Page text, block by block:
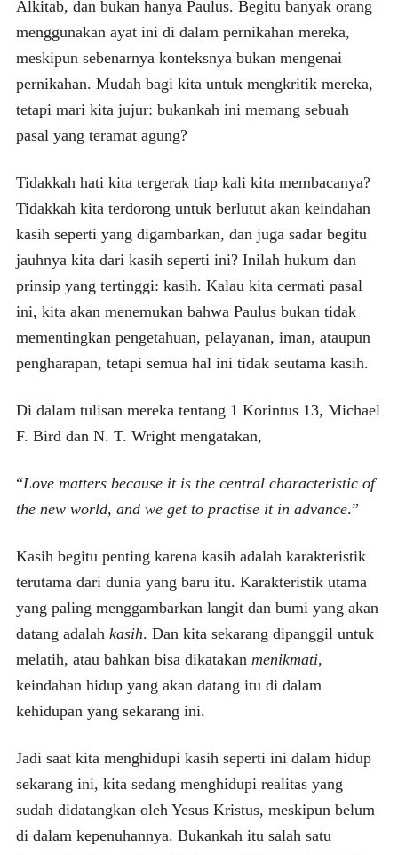
Alkitab, dan bukan hanya Paulus. Begitu banyak orang
menggunakan ayat ini di dalam pernikahan mereka,
meskipun sebenarnya konteksnya bukan mengenai
pernikahan. Mudah bagi kita untuk mengkritik mereka,
tetapi mari kita jujur: bukankah ini memang sebuah
pasal yang teramat agung?
Tidakkah hati kita tergerak tiap kali kita membacanya?
Tidakkah kita terdorong untuk berlutut akan keindahan
kasih seperti yang digambarkan, dan juga sadar begitu
jauhnya kita dari kasih seperti ini? Inilah hukum dan
prinsip yang tertinggi: kasih. Kalau kita cermati pasal
ini, kita akan menemukan bahwa Paulus bukan tidak
mementingkan pengetahuan, pelayanan, iman, ataupun
pengharapan, tetapi semua hal ini tidak seutama kasih.
Di dalam tulisan mereka tentang 1 Korintus 13, Michael
F. Bird dan N. T. Wright mengatakan,
“Love matters because it is the central characteristic of
the new world, and we get to practise it in advance.”
Kasih begitu penting karena kasih adalah karakteristik
terutama dari dunia yang baru itu. Karakteristik utama
yang paling menggambarkan langit dan bumi yang akan
datang adalah kasih. Dan kita sekarang dipanggil untuk
melatih, atau bahkan bisa dikatakan menikmati,
keindahan hidup yang akan datang itu di dalam
kehidupan yang sekarang ini.
Jadi saat kita menghidupi kasih seperti ini dalam hidup
sekarang ini, kita sedang menghidupi realitas yang
sudah didatangkan oleh Yesus Kristus, meskipun belum
di dalam kepenuhannya. Bukankah itu salah satu